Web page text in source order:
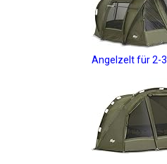
Angelzelt für 2-3